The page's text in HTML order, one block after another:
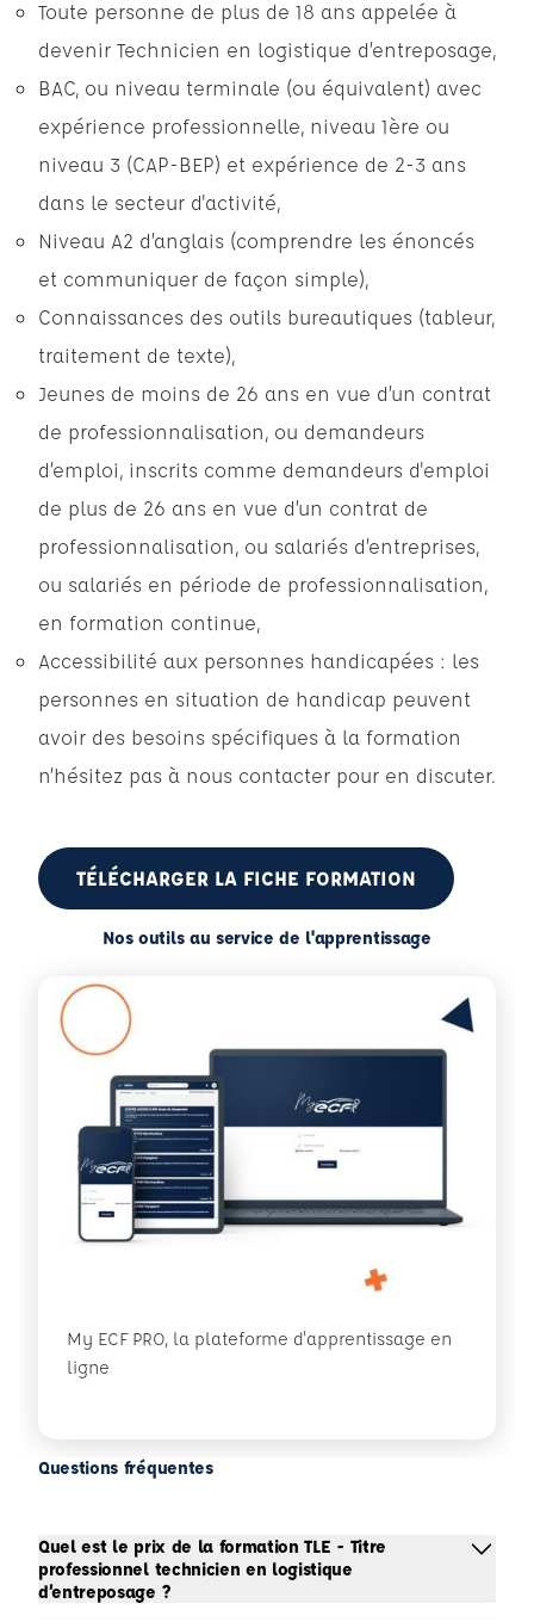
Toute personne de plus de 18 ans appelée à
devenir Technicien en logistique d’entreposage,
BAC, ou niveau terminale (ou équivalent) avec
expérience professionnelle, niveau 1ère ou
niveau 3 (CAP-BEP) et expérience de 2-3 ans
dans le secteur d'activité,
Niveau A2 d’anglais (comprendre les énoncés
et communiquer de façon simple),
Connaissances des outils bureautiques (tableur,
traitement de texte),
Jeunes de moins de 26 ans en vue d’un contrat
de professionnalisation, ou demandeurs
d’emploi, inscrits comme demandeurs d'emploi
de plus de 26 ans en vue d’un contrat de
professionnalisation, ou salariés d’entreprises,
ou salariés en période de professionnalisation,
en formation continue,
Accessibilité aux personnes handicapées : les
personnes en situation de handicap peuvent
avoir des besoins spécifiques à la formation
n’hésitez pas à nous contacter pour en discuter.
TÉLÉCHARGER LA FICHE FORMATION
Nos outils au service de l'apprentissage
My ECF PRO, la plateforme d'apprentissage en
ligne
Questions fréquentes
Quel est le prix de la formation TLE - Titre
professionnel technicien en logistique
d’entreposage ?